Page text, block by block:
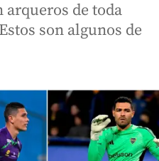
de toda
son algunos de